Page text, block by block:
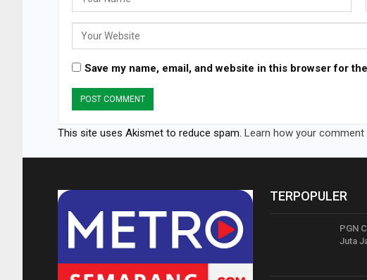
Save my name, email, and website in this browser for
This site uses Akismet to reduce spam. Learn how your
TERPOPULER
PGN
Juta